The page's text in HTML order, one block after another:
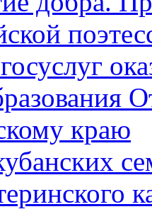
краю